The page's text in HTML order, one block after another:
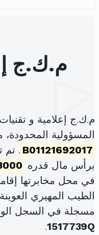
م.ك.ج
م.ك.ج إعلامية و
المسؤولية
B01121692017
برأس مال قدره 3000
الطيب المهيري
مسجلة في السجل
1517739Q
.